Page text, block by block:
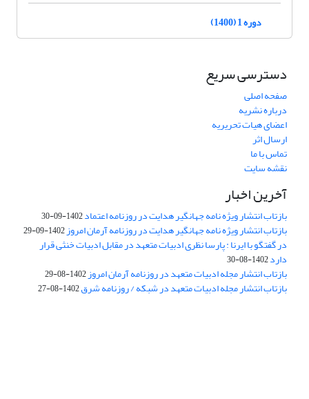
دوره 1 (1400)
دسترسی سریع
صفحه اصلی
درباره نشریه
اعضای هیات تحریریه
ارسال اثر
تماس با ما
نقشه سایت
آخرین اخبار
بازتاب انتشار ویژه نامه جهانگیر هدایت در روزنامه اعتماد1402-09-30
بازتاب انتشار ویژه نامه جهانگیر هدایت در روزنامه آرمان امروز1402-09-29
در گفتگو با ایرنا : پارسا نظری ادبیات متعهد در مقابل ادبیات خنثی قرار
دارد1402-08-30
بازتاب انتشار مجله ادبیات متعهد در روزنامه آرمان امروز1402-08-29
بازتاب انتشار مجله ادبیات متعهد در شبکه / روزنامه شرق1402-08-27